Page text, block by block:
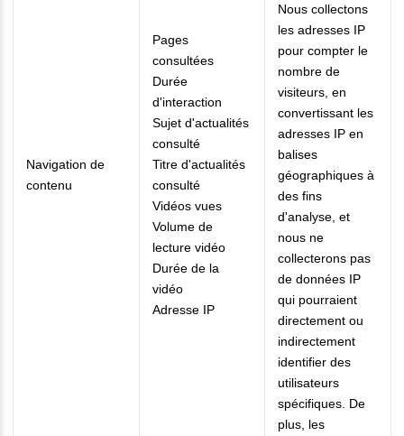
Navigation de
contenu
Pages
consultées
Durée
d'interaction
Sujet d'actualités
consulté
Titre d'actualités
consulté
Vidéos vues
Volume de
lecture vidéo
Durée de la
vidéo
Adresse IP
Nous collectons
les adresses IP
pour compter le
nombre de
visiteurs, en
convertissant les
adresses IP en
balises
géographiques à
des fins
d'analyse, et
nous ne
collecterons pas
de données IP
qui pourraient
directement ou
indirectement
identifier des
utilisateurs
spécifiques. De
plus, les